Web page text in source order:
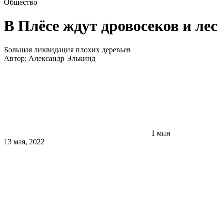
Общество
В Плёсе ждут дровосеков и
Большая ликвидация плохих деревьев
Автор: Александр Элькинд
1 мин
13 мая, 2022